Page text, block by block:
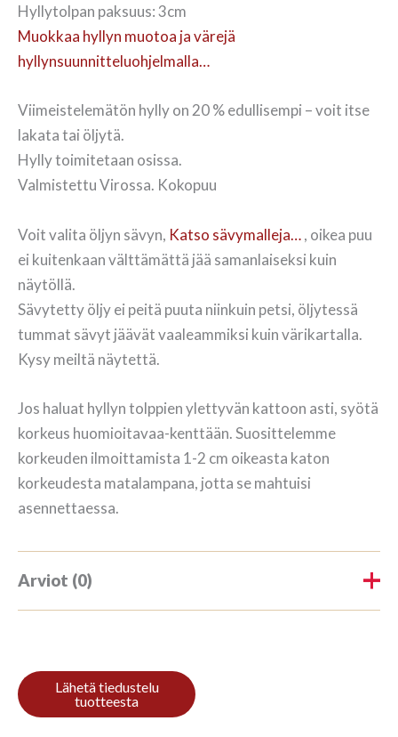
Hyllytolpan paksuus: 3cm
Muokkaa hyllyn muotoa ja värejä
hyllynsuunnitteluohjelmalla…
Viimeistelemätön hylly on 20 % edullisempi – voit itse
lakata tai öljytä.
Hylly toimitetaan osissa.
Valmistettu Virossa. Kokopuu
Voit valita öljyn sävyn, Katso sävymalleja…, oikea puu
ei kuitenkaan välttämättä jää samanlaiseksi kuin
näytöllä.
Sävytetty öljy ei peitä puuta niinkuin petsi, öljytessä
tummat sävyt jäävät vaaleammiksi kuin värikartalla.
Kysy meiltä näytettä.
Jos haluat hyllyn tolppien ylettyvän kattoon asti, syötä
korkeus huomioitavaa-kenttään. Suosittelemme
korkeuden ilmoittamista 1-2 cm oikeasta katon
korkeudesta matalampana, jotta se mahtuisi
asennettaessa.
Arviot (0)
Kirjoita ensimmäinen arvio